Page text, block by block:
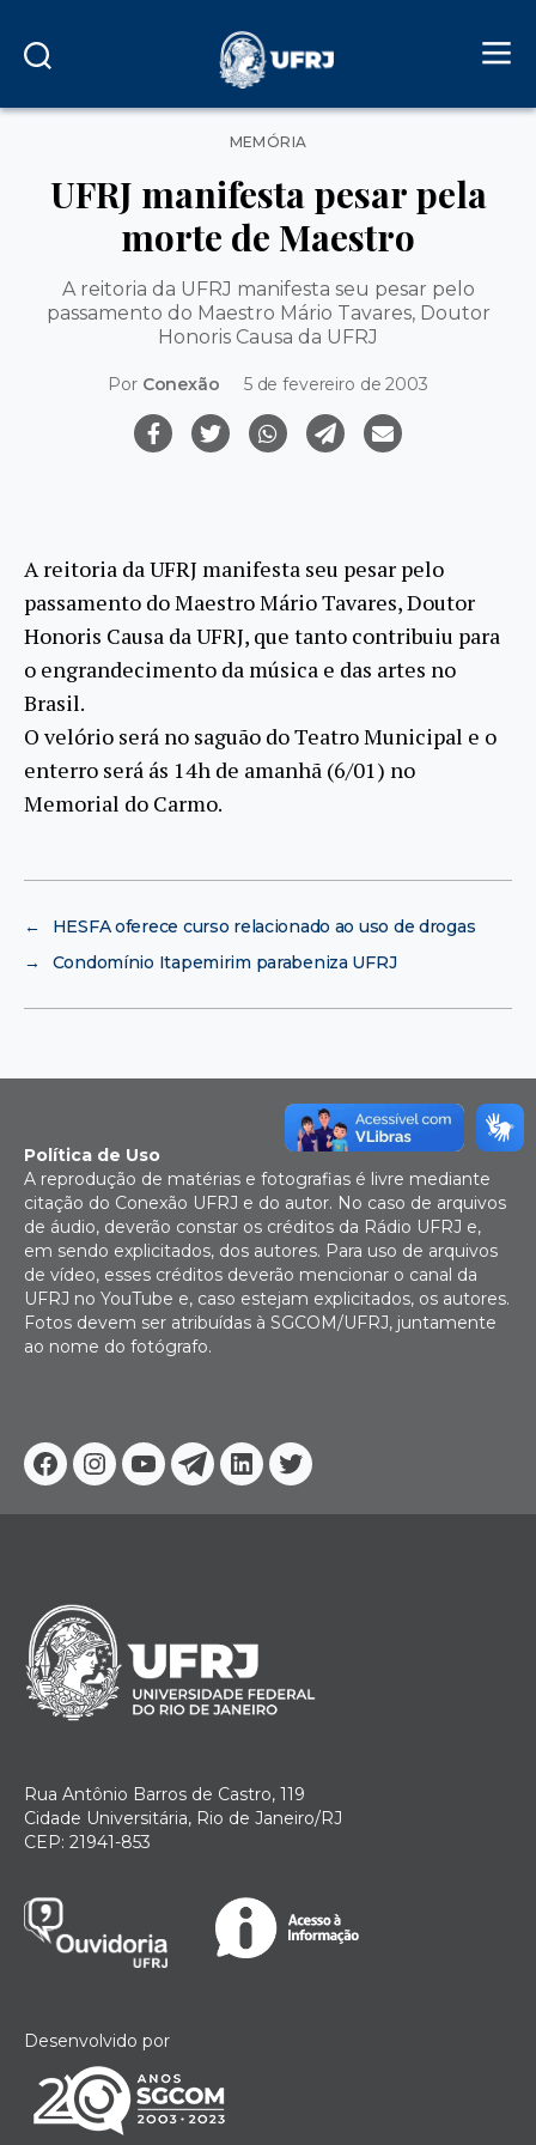
Categorias
MEMÓRIA
UFRJ manifesta pesar pela
morte de Maestro
A reitoria da UFRJ manifesta seu pesar pelo
passamento do Maestro Mário Tavares, Doutor
Honoris Causa da UFRJ
Por Conexão 5 de fevereiro de 2003
A reitoria da UFRJ manifesta seu pesar pelo
passamento do Maestro Mário Tavares, Doutor
Honoris Causa da UFRJ, que tanto contribuiu para
o engrandecimento da música e das artes no
Brasil.
O velório será no saguão do Teatro Municipal e o
enterro será ás 14h de amanhã (6/01) no
Memorial do Carmo.
←
HESFA oferece curso relacionado ao uso de drogas
→
Condomínio Itapemirim parabeniza UFRJ
Facebook
Instagram
YoutubeTelegram
Linkedin
Twitter
Política de Uso
A reprodução de matérias e fotografias é livre mediante
citação do Conexão UFRJ e do autor. No caso de arquivos
de áudio, deverão constar os créditos da Rádio UFRJ e,
em sendo explicitados, dos autores. Para uso de arquivos
de vídeo, esses créditos deverão mencionar o canal da
UFRJ no YouTube e, caso estejam explicitados, os autores.
Fotos devem ser atribuídas à SGCOM/UFRJ, juntamente
ao nome do fotógrafo.
Rua Antônio Barros de Castro, 119
Cidade Universitária, Rio de Janeiro/RJ
CEP: 21941-853
Desenvolvido por